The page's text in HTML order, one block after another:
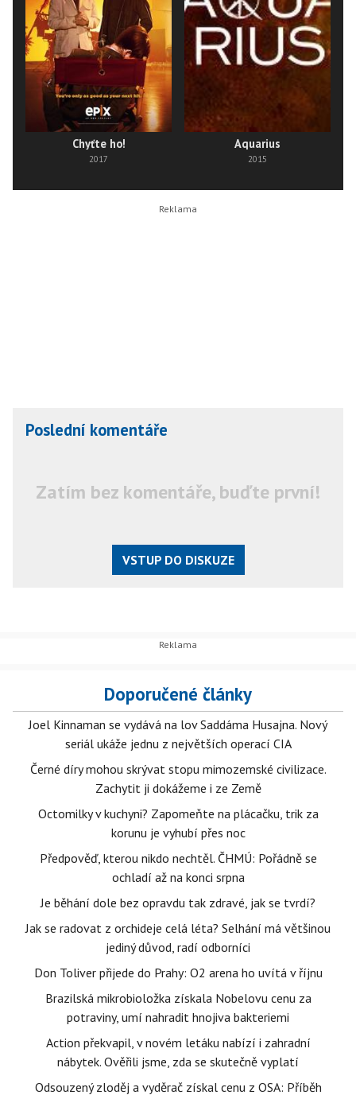
Chyťte ho!
2017
Aquarius
2015
Poslední komentáře
Zatím bez komentáře, buďte první!
VSTUP DO DISKUZE
Doporučené články
Joel Kinnaman se vydává na lov Saddáma Husajna. Nový
seriál ukáže jednu z největších operací CIA
Černé díry mohou skrývat stopu mimozemské civilizace.
Zachytit ji dokážeme i ze Země
Octomilky v kuchyni? Zapomeňte na plácačku, trik za
korunu je vyhubí přes noc
Předpověď, kterou nikdo nechtěl. ČHMÚ: Pořádně se
ochladí až na konci srpna
Je běhání dole bez opravdu tak zdravé, jak se tvrdí?
Jak se radovat z orchideje celá léta? Selhání má většinou
jediný důvod, radí odborníci
Don Toliver přijede do Prahy: O2 arena ho uvítá v říjnu
Brazilská mikrobioložka získala Nobelovu cenu za
potraviny, umí nahradit hnojiva bakteriemi
Action překvapil, v novém letáku nabízí i zahradní
nábytek. Ověřili jsme, zda se skutečně vyplatí
Odsouzený zloděj a vyděrač získal cenu z OSA: Příběh